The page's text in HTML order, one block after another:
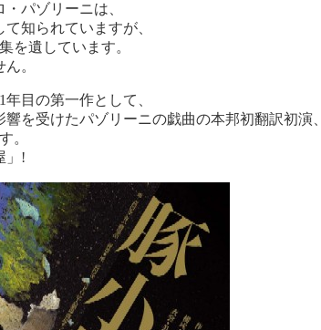
パゾリーニは、
知られていますが、
を遺しています。
。
目の第一作として、
を受けたパゾリーニの戯曲の本邦初翻訳初演、
。
」!